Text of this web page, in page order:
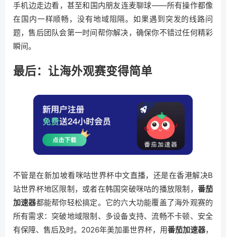
手机边走边看，甚至和国内朋友连麦聊球——所有操作都像
在国内一样顺畅，没有地域阻隔。如果遇到突发的线路问
题，售后团队会第一时间帮你解决，确保你不错过任何精彩
瞬间。
最后：让海外观赛变得简单
不管是在新加坡看咪咕世界杯中文直播，还是在香港解决B
站世界杯地区限制，或者在韩国突破咪咕的播放限制， 番茄
加速器都能帮你轻松搞定。它的六大功能覆盖了海外观赛的
所有需求：突破地域限制、多设备支持、流畅不卡顿、安全
有保障、售后及时。2026年美加墨世界杯，用番茄加速器，